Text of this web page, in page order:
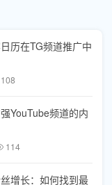
历在TG频道推广中
108
YouTube频道的内
114
增长：如何找到最